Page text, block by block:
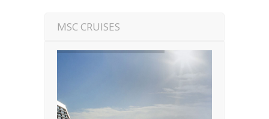
MSC CRUISES